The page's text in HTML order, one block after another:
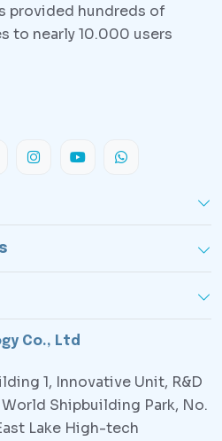
provided hundreds of
to nearly 10.000 users
Co., Ltd
1, Innovative Unit, R&D
Shipbuilding Park, No.
Lake High-tech